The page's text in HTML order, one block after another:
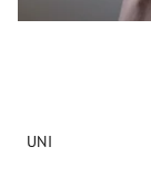
UNI